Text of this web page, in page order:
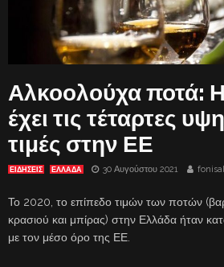
Αλκοολούχα ποτά:
έχει τις τέταρτες
τιμές στην ΕΕ
ΕΙΔΗΣΕΙΣ ΕΛΛΑΔΑ 30 Αυγούστου 2021
Το 2020, το επίπεδο τιμών των ποτών
κρασιού και μπίρας) στην Ελλάδα ήταν
με τον μέσο όρο της ΕΕ.